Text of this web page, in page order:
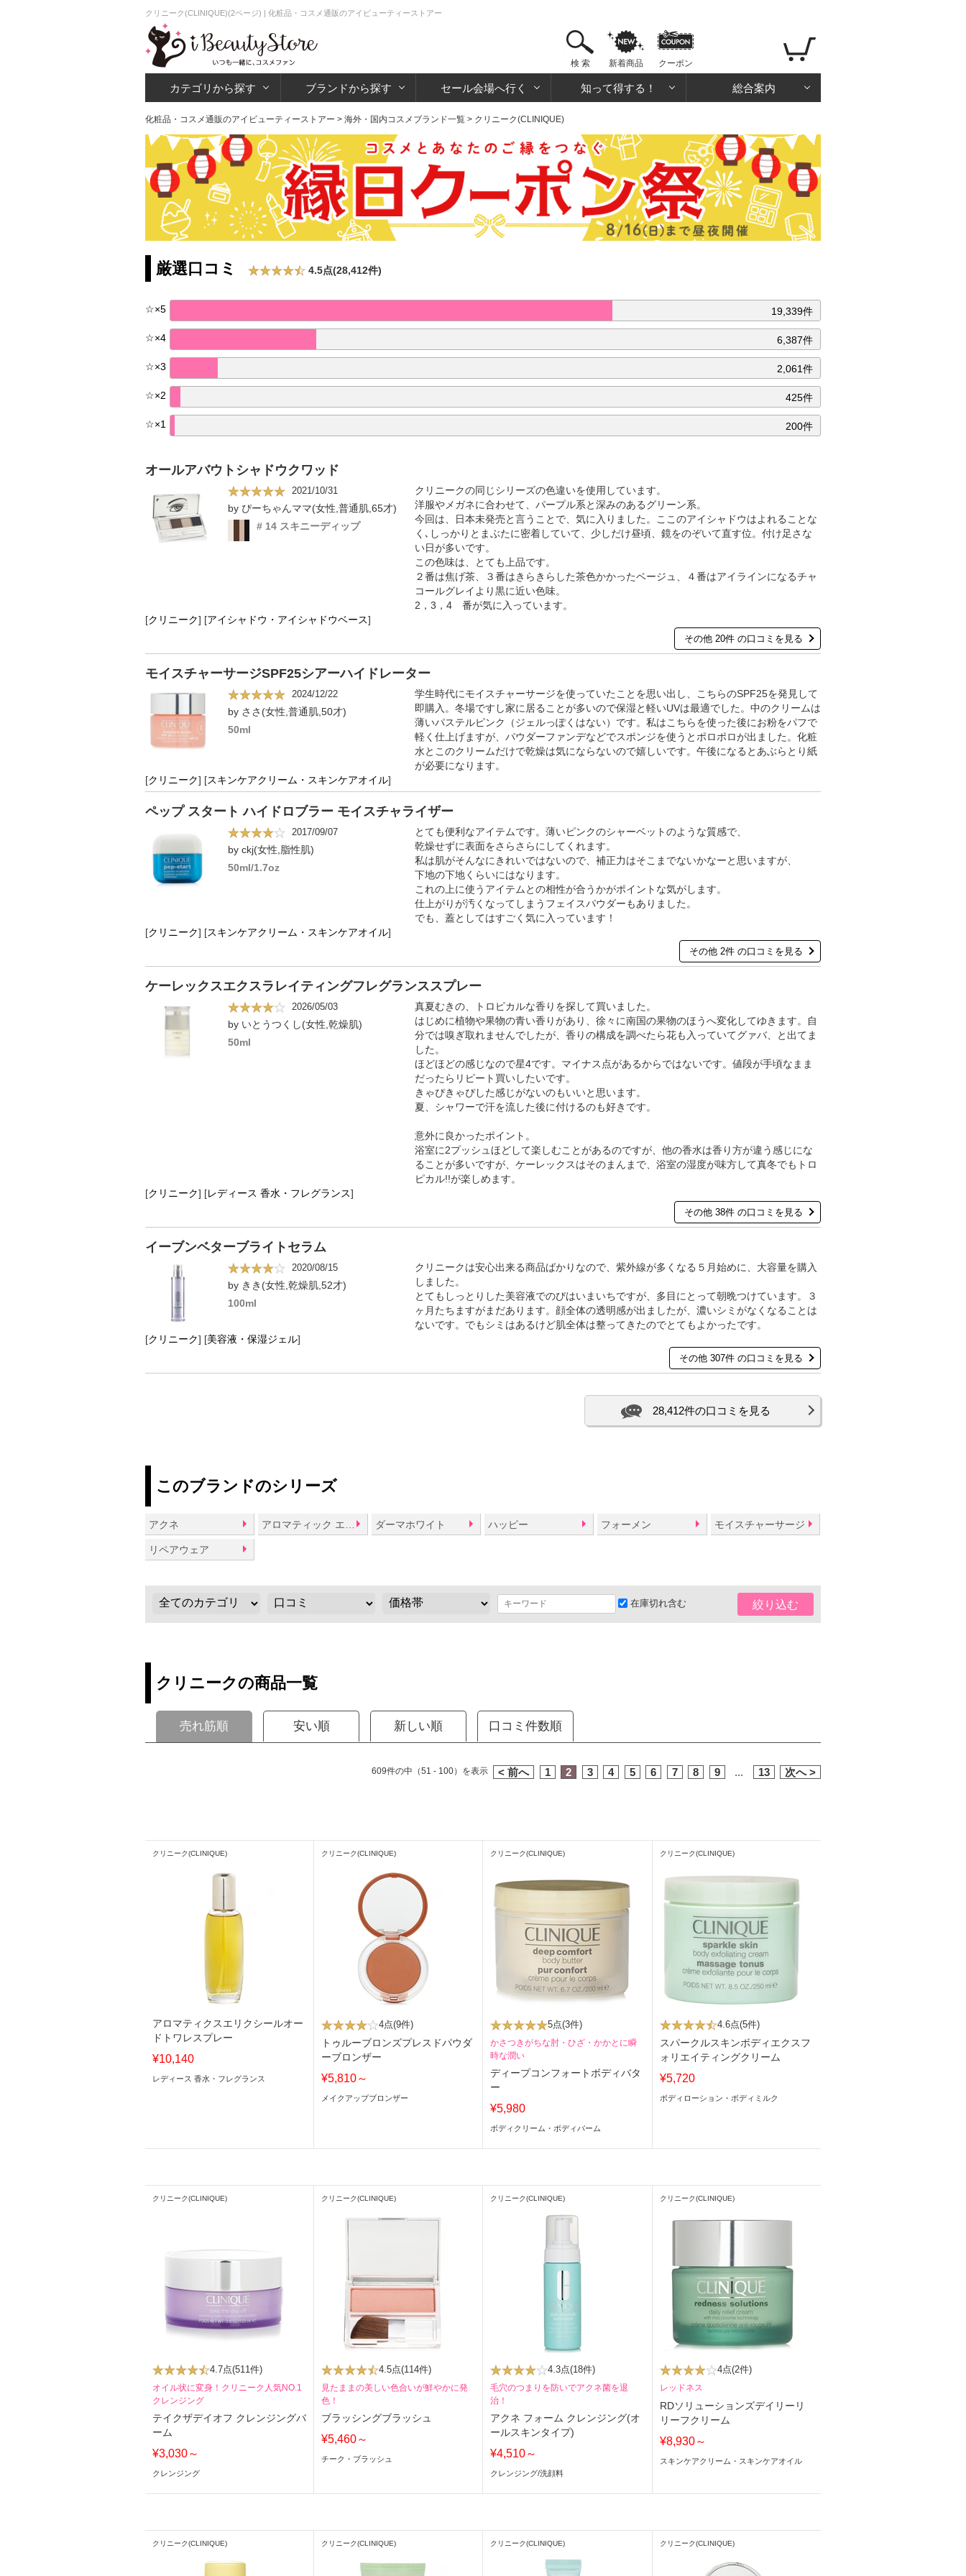
クリニーク(CLINIQUE)(2ページ) | 化粧品・コスメ通販のアイビューティーストアー
検 索 新着商品 クーポン
カテゴリから探す ブランドから探す セール会場へ行く 知って得する！ 総合案内
化粧品・コスメ通販のアイビューティーストアー > 海外・国内コスメブランド一覧 > クリニーク(CLINIQUE)
厳選口コミ 4.5点(28,412件)
☆×5 19,339件
☆×4 6,387件
☆×3 2,061件
☆×2 425件
☆×1 200件
オールアバウトシャドウクワッド
2021/10/31
by ぴーちゃんママ(女性,普通肌,65才)
# 14 スキニーディップ
クリニークの同じシリーズの色違いを使用しています。
洋服やメガネに合わせて、パープル系と深みのあるグリーン系。
今回は、日本未発売と言うことで、気に入りました。ここのアイシャドウはよれることな
く､しっかりとまぶたに密着していて、少しだけ昼頃、鏡をのぞいて直す位。付け足さな
い日が多いです。
この色味は、とても上品です。
２番は焦げ茶、３番はきらきらした茶色かかったベージュ、４番はアイラインになるチャ
コールグレイより黒に近い色味。
2，3，4 番が気に入っています。
[クリニーク] [アイシャドウ・アイシャドウベース]
その他 20件 の口コミを見る
モイスチャーサージSPF25シアーハイドレーター
2024/12/22
by ささ(女性,普通肌,50才)
50ml
学生時代にモイスチャーサージを使っていたことを思い出し、こちらのSPF25を発見して
即購入。冬場ですし家に居ることが多いので保湿と軽いUVは最適でした。中のクリームは
薄いパステルピンク（ジェルっぽくはない）です。私はこちらを使った後にお粉をパフで
軽く仕上げますが、パウダーファンデなどでスポンジを使うとポロポロが出ました。化粧
水とこのクリームだけで乾燥は気にならないので嬉しいです。午後になるとあぶらとり紙
が必要になります。
[クリニーク] [スキンケアクリーム・スキンケアオイル]
ペップ スタート ハイドロブラー モイスチャライザー
2017/09/07
by ckj(女性,脂性肌)
50ml/1.7oz
とても便利なアイテムです。薄いピンクのシャーベットのような質感で、
乾燥せずに表面をさらさらにしてくれます。
私は肌がそんなにきれいではないので、補正力はそこまでないかなーと思いますが、
下地の下地くらいにはなります。
これの上に使うアイテムとの相性が合うかがポイントな気がします。
仕上がりが汚くなってしまうフェイスパウダーもありました。
でも、蓋としてはすごく気に入っています！
[クリニーク] [スキンケアクリーム・スキンケアオイル]
その他 2件 の口コミを見る
ケーレックスエクスラレイティングフレグランススプレー
2026/05/03
by いとうつくし(女性,乾燥肌)
50ml
真夏むきの、トロピカルな香りを探して買いました。
はじめに植物や果物の青い香りがあり、徐々に南国の果物のほうへ変化してゆきます。自
分では嗅ぎ取れませんでしたが、香りの構成を調べたら花も入っていてグァバ、と出てま
した。
ほどほどの感じなので星4です。マイナス点があるからではないです。値段が手頃なまま
だったらリピート買いしたいです。
きゃぴきゃぴした感じがないのもいいと思います。
夏、シャワーで汗を流した後に付けるのも好きです。
意外に良かったポイント。
浴室に2プッシュほどして楽しむことがあるのですが、他の香水は香り方が違う感じにな
ることが多いですが、ケーレックスはそのまんまで、浴室の湿度が味方して真冬でもトロ
ピカル!!が楽しめます。
[クリニーク] [レディース 香水・フレグランス]
その他 38件 の口コミを見る
イーブンベターブライトセラム
2020/08/15
by きき(女性,乾燥肌,52才)
100ml
クリニークは安心出来る商品ばかりなので、紫外線が多くなる５月始めに、大容量を購入
しました。
とてもしっとりした美容液でのびはいまいちですが、多目にとって朝晩つけています。３
ヶ月たちますがまだあります。顔全体の透明感が出ましたが、濃いシミがなくなることは
ないです。でもシミはあるけど肌全体は整ってきたのでとてもよかったです。
[クリニーク] [美容液・保湿ジェル]
その他 307件 の口コミを見る
28,412件の口コミを見る
このブランドのシリーズ
アクネ ダーマホワイト ハッピー フォーメン モイスチャーサージ
リペアウェア
在庫切れ含む 絞り込む
クリニークの商品一覧
売れ筋順 安い順 新しい順 口コミ件数順
< 前へ 1 2 3 4 5 6 7 8 9 ... 13 次へ >
609件の中（51 - 100）を表示
クリニーク(CLINIQUE)
アロマティクスエリクシールオー
ドトワレスプレー
¥10,140
レディース 香水・フレグランス
クリニーク(CLINIQUE)
4点(9件)
トゥルーブロンズプレスドパウダ
ーブロンザー
¥5,810～
メイクアップブロンザー
クリニーク(CLINIQUE)
5点(3件)
かさつきがちな肘・ひざ・かかとに瞬
時な潤い
ディープコンフォートボディバタ
ー
¥5,980
ボディクリーム・ボディバーム
クリニーク(CLINIQUE)
4.6点(5件)
スパークルスキンボディエクスフ
ォリエイティングクリーム
¥5,720
ボディローション・ボディミルク
クリニーク(CLINIQUE)
4.7点(511件)
オイル状に変身！クリニーク人気NO.1
クレンジング
テイクザデイオフ クレンジングバ
ーム
¥3,030～
クレンジング
クリニーク(CLINIQUE)
4.5点(114件)
見たままの美しい色合いが鮮やかに発
色！
ブラッシングブラッシュ
¥5,460～
チーク・ブラッシュ
クリニーク(CLINIQUE)
4.3点(18件)
毛穴のつまりを防いでアクネ菌を退
治！
アクネ フォーム クレンジング(オ
ールスキンタイプ)
¥4,510～
クレンジング/洗顔料
クリニーク(CLINIQUE)
4点(2件)
レッドネス
RDソリューションズデイリーリ
リーフクリーム
¥8,930～
スキンケアクリーム・スキンケアオイル
クリニーク(CLINIQUE) クリニーク(CLINIQUE) クリニーク(CLINIQUE) クリニーク(CLINIQUE)